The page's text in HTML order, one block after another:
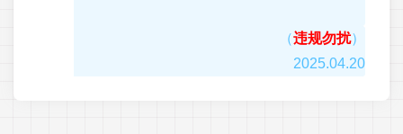
（违规勿扰）
2025.04.20